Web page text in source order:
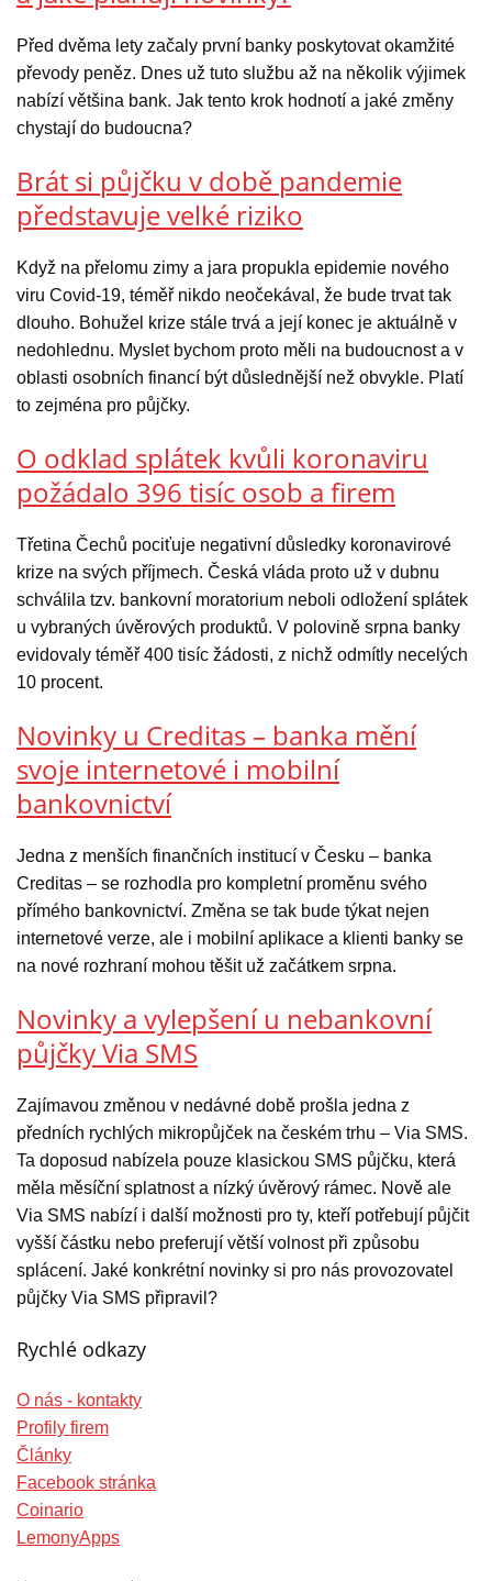
Před dvěma lety začaly první banky poskytovat okamžité
převody peněz. Dnes už tuto službu až na několik výjimek
nabízí většina bank. Jak tento krok hodnotí a jaké změny
chystají do budoucna?
Brát si půjčku v době pandemie
představuje velké riziko
Když na přelomu zimy a jara propukla epidemie nového
viru Covid-19, téměř nikdo neočekával, že bude trvat tak
dlouho. Bohužel krize stále trvá a její konec je aktuálně v
nedohlednu. Myslet bychom proto měli na budoucnost a v
oblasti osobních financí být důslednější než obvykle. Platí
to zejména pro půjčky.
O odklad splátek kvůli koronaviru
požádalo 396 tisíc osob a firem
Třetina Čechů pociťuje negativní důsledky koronavirové
krize na svých příjmech. Česká vláda proto už v dubnu
schválila tzv. bankovní moratorium neboli odložení splátek
u vybraných úvěrových produktů. V polovině srpna banky
evidovaly téměř 400 tisíc žádosti, z nichž odmítly necelých
10 procent.
Novinky u Creditas – banka mění
svoje internetové i mobilní
bankovnictví
Jedna z menších finančních institucí v Česku – banka
Creditas – se rozhodla pro kompletní proměnu svého
přímého bankovnictví. Změna se tak bude týkat nejen
internetové verze, ale i mobilní aplikace a klienti banky se
na nové rozhraní mohou těšit už začátkem srpna.
Novinky a vylepšení u nebankovní
půjčky Via SMS
Zajímavou změnou v nedávné době prošla jedna z
předních rychlých mikropůjček na českém trhu – Via SMS.
Ta doposud nabízela pouze klasickou SMS půjčku, která
měla měsíční splatnost a nízký úvěrový rámec. Nově ale
Via SMS nabízí i další možnosti pro ty, kteří potřebují půjčit
vyšší částku nebo preferují větší volnost při způsobu
splácení. Jaké konkrétní novinky si pro nás provozovatel
půjčky Via SMS připravil?
Rychlé odkazy
O nás - kontakty
Profily firem
Články
Facebook stránka
Coinario
LemonyApps